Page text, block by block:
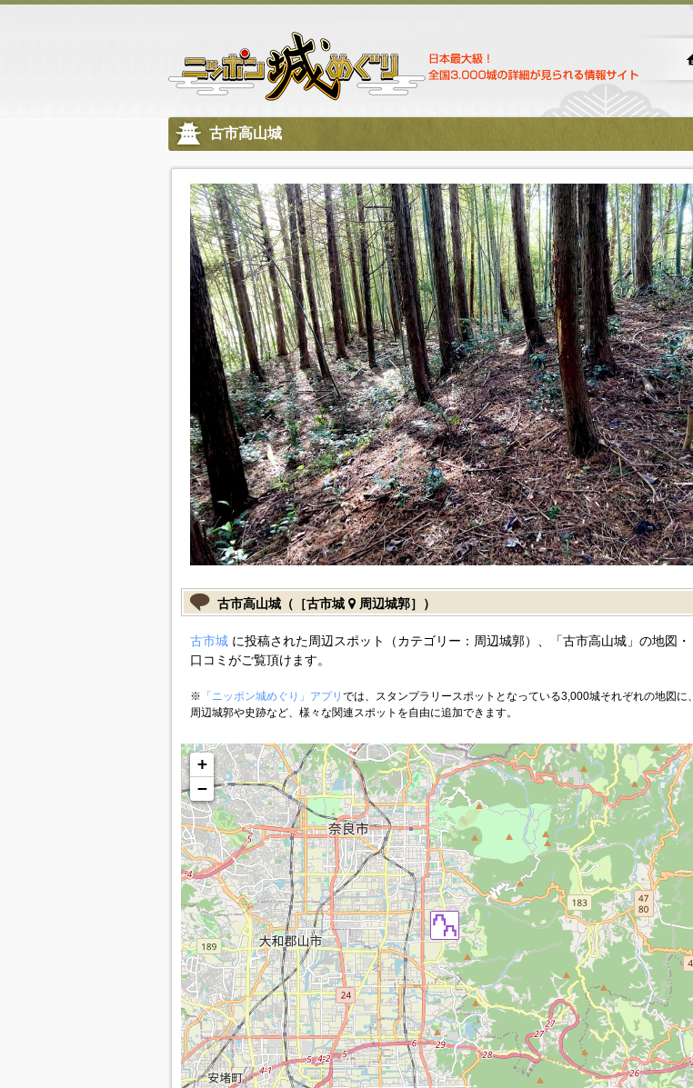
古市高山城
古市高山城（［古市城 周辺城郭］）
古市城に投稿された周辺スポット（カテゴリー：周辺城郭）、「古市高山城」の地図・
口コミがご覧頂けます。
※ 「ニッポン城めぐり」アプリ では、スタンプラリースポットとなっている3,000城それぞれの地図に、
周辺城郭や史跡など、様々な関連スポットを自由に追加できます。
+
−